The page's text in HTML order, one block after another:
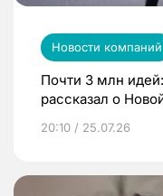
Новости компаний
Почти 3 млн
рассказал о
20:10 / 25.07.26